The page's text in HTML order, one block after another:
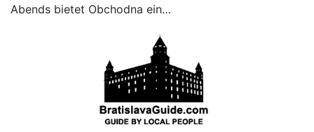
Abends bietet Obchodna ein…